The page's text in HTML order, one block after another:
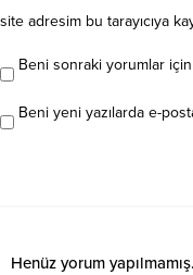
site adresim bu tarayıcıya
Beni sonraki yorumlar
Beni yeni yazılarda e-
Henüz yorum